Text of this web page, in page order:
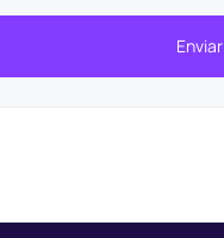
Enviar